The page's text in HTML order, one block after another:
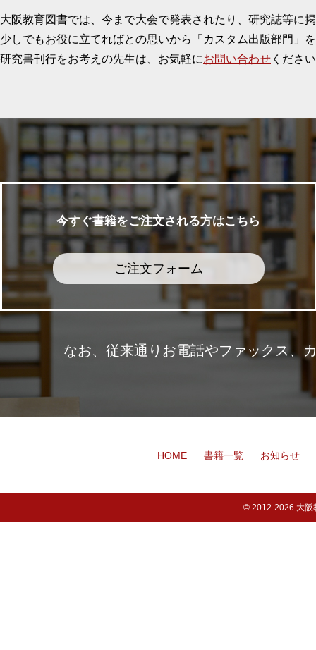
大阪教育図書では、今まで大会で発表されたり、研究誌等に
少しでもお役に立てればとの思いから「カスタム出版部門」
研究書刊行をお考えの先生は、お気軽にお問い合わせ くださ
今すぐ書籍をご注文される方はこちら
ご注文フォーム
なお、従来通りお電話やファックス、
HOME 書籍一覧 お知らせ
© 2012-2026 大阪